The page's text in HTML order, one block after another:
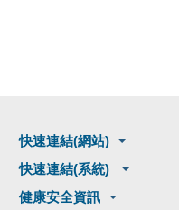
快速連結(網站)
快速連結(系統)
健康安全資訊